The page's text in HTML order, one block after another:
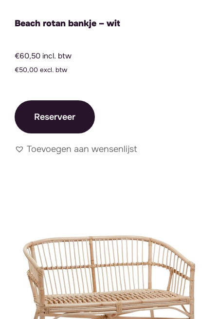
Beach rotan bankje – wit
€60,50 incl. btw
€50,00 excl. btw
Reserveer
Toevoegen aan wensenlijst